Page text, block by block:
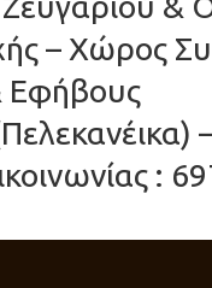
– Χώρος
Εφήβους
: